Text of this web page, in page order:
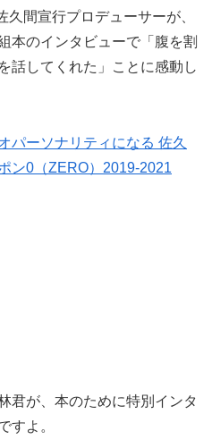
間宣行プロデューサーが、
本のインタビューで「腹を割
話してくれた」ことに感動し
パーソナリティになる 佐久
ン0（ZERO）2019-2021
君が、本のために特別インタ
すよ。